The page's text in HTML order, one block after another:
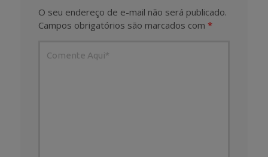
O seu endereço de e-mail não será publicado.
Campos obrigatórios são marcados com *